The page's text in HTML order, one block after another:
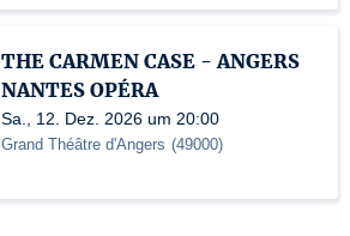
THE CARMEN CASE - ANGERS
NANTES OPÉRA
Sa., 12. Dez. 2026 um 20:00
Grand Théâtre d'Angers (49000)